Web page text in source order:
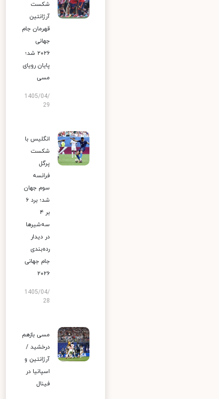
شکست
آرژانتین
قهرمان جام
جهانی
۲۰۲۶ شد؛
پایان رویای
مسی
1405/04/
29
انگلیس با
شکست
پرگل
فرانسه
سوم جهان
شد؛ برد ۶
بر ۴
سه‌شیرها
در دیدار
رده‌بندی
جام جهانی
۲۰۲۶
1405/04/
28
مسی بازهم
درخشید /
آرژانتین و
اسپانیا در
فینال